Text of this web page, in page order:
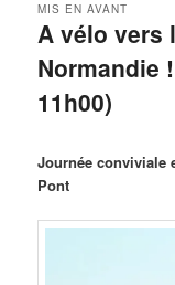
A vélo vers
Normandie
11h00)
MIS EN AVANT
Journée conviviale
Pont